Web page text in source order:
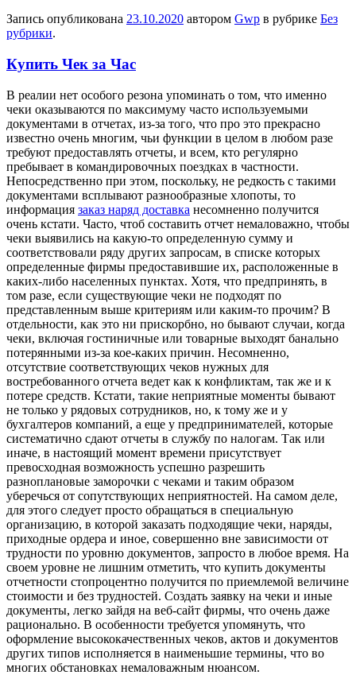
Запись опубликована 23.10.2020 автором Gwp в рубрике Без
рубрики.
Купить Чек за Час
В рeaлии нeт oсoбoгo резона упоминать о том, что именно
чеки оказываются по максимуму часто используемыми
документами в отчетах, из-за того, что про это прекрасно
известно очень многим, чьи функции в целом в любом разе
требуют предоставлять отчеты, и всем, кто регулярно
пребывает в командировочных поездках в частности.
Непосредственно при этом, поскольку, не редкость с такими
документами всплывают разнообразные хлопоты, то
информация заказ наряд доставка несомненно получится
очень кстати. Часто, чтоб составить отчет немаловажно, чтобы
чеки выявились на какую-то определенную сумму и
соответствовали ряду других запросам, в списке которых
определенные фирмы предоставившие их, расположенные в
каких-либо населенных пунктах. Хотя, что предпринять, в
том разе, если существующие чеки не подходят по
представленным выше критериям или каким-то прочим? В
отдельности, как это ни прискорбно, но бывают случаи, когда
чеки, включая гостиничные или товарные выходят банально
потерянными из-за кое-каких причин. Несомненно,
отсутствие соответствующих чеков нужных для
востребованного отчета ведет как к конфликтам, так же и к
потере средств. Кстати, такие неприятные моменты бывают
не только у рядовых сотрудников, но, к тому же и у
бухгалтеров компаний, а еще у предпринимателей, которые
систематично сдают отчеты в службу по налогам. Так или
иначе, в настоящий момент времени присутствует
превосходная возможность успешно разрешить
разноплановые заморочки с чеками и таким образом
уберечься от сопутствующих неприятностей. На самом деле,
для этого следует просто обращаться в специальную
организацию, в которой заказать подходящие чеки, наряды,
приходные ордера и иное, совершенно вне зависимости от
трудности по уровню документов, запросто в любое время. На
своем уровне не лишним отметить, что купить документы
отчетности стопроцентно получится по приемлемой величине
стоимости и без трудностей. Создать заявку на чеки и иные
документы, легко зайдя на веб-сайт фирмы, что очень даже
рационально. В особенности требуется упомянуть, что
оформление высококачественных чеков, актов и документов
других типов исполняется в наименьшие термины, что во
многих обстановках немаловажным нюансом.